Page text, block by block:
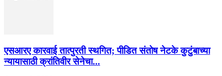
एसआरए कारवाई तात्पुरती स्थगित; पीडित संतोष नेटके कुटुंबाच्या
न्यायासाठी क्रांतिवीर सेनेचा...